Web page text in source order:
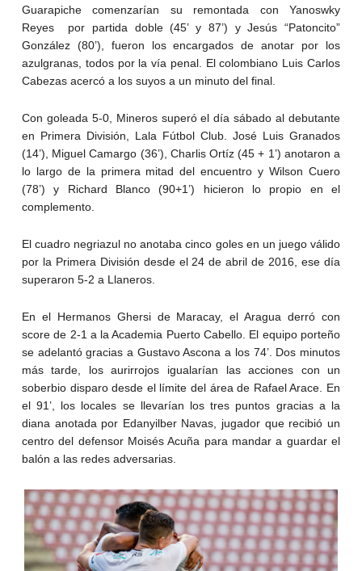
Guarapiche comenzarían su remontada con Yanoswky
Reyes por partida doble (45’ y 87’) y Jesús “Patoncito”
González (80’), fueron los encargados de anotar por los
azulgranas, todos por la vía penal. El colombiano Luis Carlos
Cabezas acercó a los suyos a un minuto del final.
Con goleada 5-0, Mineros superó el día sábado al debutante
en Primera División, Lala Fútbol Club. José Luis Granados
(14’), Miguel Camargo (36’), Charlis Ortíz (45 + 1’) anotaron a
lo largo de la primera mitad del encuentro y Wilson Cuero
(78’) y Richard Blanco (90+1’) hicieron lo propio en el
complemento.
El cuadro negriazul no anotaba cinco goles en un juego válido
por la Primera División desde el 24 de abril de 2016, ese día
superaron 5-2 a Llaneros.
En el Hermanos Ghersi de Maracay, el Aragua derró con
score de 2-1 a la Academia Puerto Cabello. El equipo porteño
se adelantó gracias a Gustavo Ascona a los 74’. Dos minutos
más tarde, los aurirrojos igualarían las acciones con un
soberbio disparo desde el límite del área de Rafael Arace. En
el 91’, los locales se llevarían los tres puntos gracias a la
diana anotada por Edanyilber Navas, jugador que recibió un
centro del defensor Moisés Acuña para mandar a guardar el
balón a las redes adversarias.